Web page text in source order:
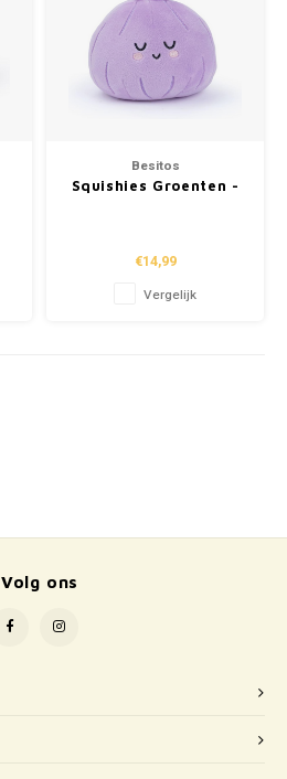
Besitos
Squishies Groenten -
€14,99
Vergelijk
Volg ons